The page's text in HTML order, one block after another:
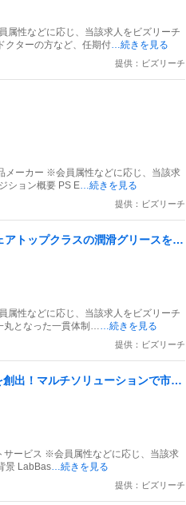
属性などに応じ、当該求人をビズリーチ
クターの方など、任期付…続きを見る
提供：ビズリーチ
メーカー ※会員属性などに応じ、当該求
ション概要 PS E…続きを見る
提供：ビズリーチ
トップクラスの潤滑グリースを生
6ヶ月分以上／社員定着率8割の
属性などに応じ、当該求人をビズリーチ
丸となった一貫体制……続きを見る
提供：ビズリーチ
出！マルチソリューションで市場
サービス ※会員属性などに応じ、当該求
人をビズリーチ上で閲覧された際に内容が異なる場合があります 募集背景 LabBas…続きを見る
提供：ビズリーチ